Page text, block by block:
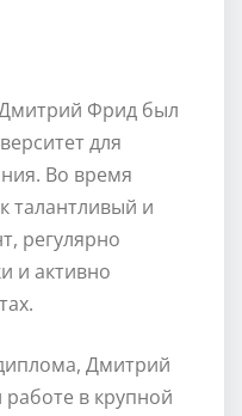
Фрид был
для
Во время
талантливый и
регулярно
и активно
Дмитрий
в крупной